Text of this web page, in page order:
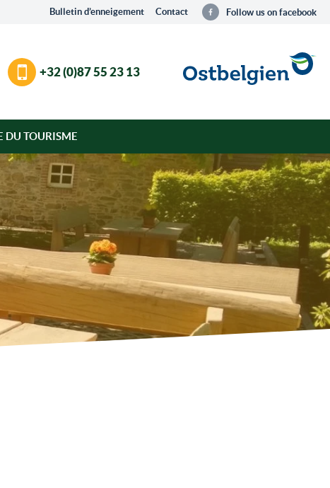
Bulletin d’enneigement Contact Follow us on facebook
+32 (0)87 55 23 13
DU TOURISME